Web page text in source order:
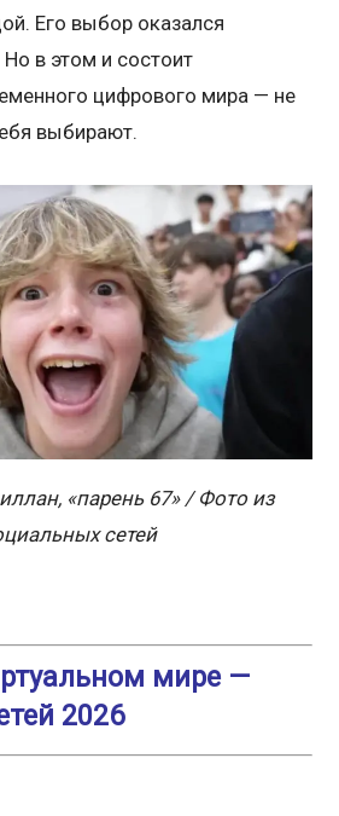
Его выбор оказался
в этом и состоит
цифрового мира — не
выбирают.
«парень 67» / Фото из
сетей
мире —
2026